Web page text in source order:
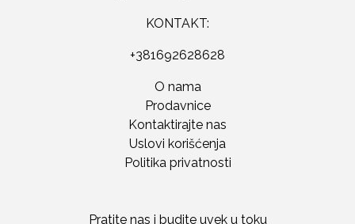
KONTAKT:
+381692628628
O nama
Prodavnice
Kontaktirajte nas
Uslovi korišćenja
Politika privatnosti
Pratite nas i budite uvek u toku